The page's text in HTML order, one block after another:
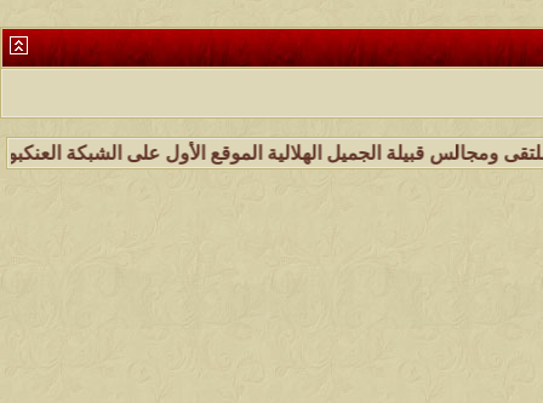
الجميل الهلالية الموقع الأول على الشبكة العنكبوتية الذي